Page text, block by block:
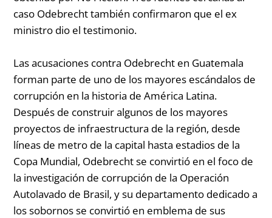
caso Odebrecht también confirmaron que el ex
ministro dio el testimonio.
Las acusaciones contra Odebrecht en Guatemala
forman parte de uno de los mayores escándalos de
corrupción en la historia de América Latina.
Después de construir algunos de los mayores
proyectos de infraestructura de la región, desde
líneas de metro de la capital hasta estadios de la
Copa Mundial, Odebrecht se convirtió en el foco de
la investigación de corrupción de la Operación
Autolavado de Brasil, y su departamento dedicado a
los sobornos se convirtió en emblema de sus